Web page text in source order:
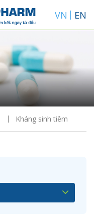
VN EN
Kháng sinh tiêm